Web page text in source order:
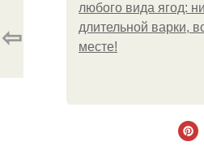
любого вида ягод:
длительной варки,
месте!
⇦